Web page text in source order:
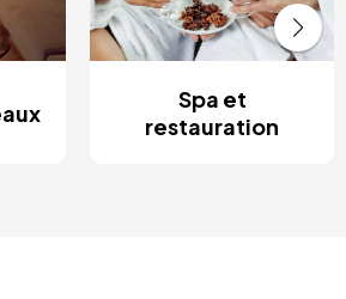
Spa et
restauration